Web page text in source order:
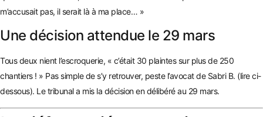
m’accusait pas, il serait là à ma place… »
Une décision attendue le 29 mars
Tous deux nient l’escroquerie, « c’était 30 plaintes sur plus de 250
chantiers ! » Pas simple de s’y retrouver, peste l’avocat de Sabri B. (lire ci-
dessous). Le tribunal a mis la décision en délibéré au 29 mars.